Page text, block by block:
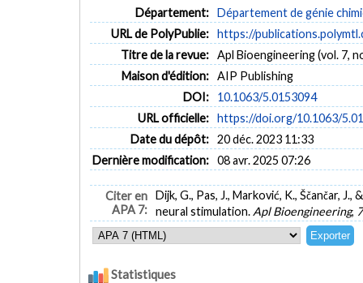
Département: Département de génie
URL de PolyPublie: https://
Titre de la revue: Apl Bioengineering (vol. 7,
Maison d'édition: AIP Publishing
DOI:
10.1063/5.0153094
URL officielle: https://doi.org/10.1063/
Date du dépôt: 20 déc. 2023 11:33
Dernière modification: 08 avr. 2025 07:26
Citer en
APA 7:
Dijk, G., Pas, J., Marković, K., Ščančar,
neural stimulation. Apl Bioengineering, 7
Statistiques